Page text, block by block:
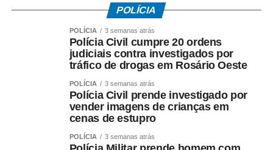
cervejas Lager utilizam leveduras que trabalham em
temperaturas mais baixas, em um processo conhecido
como baixa fermentação, que resulta em bebidas
normalmente mais leves, refrescantes e de sabor
Já as cervejas Ale utilizam o processo de alta
fermentação, realizada em temperaturas mais elevadas.
Esse processo favorece a formação de aromas mais
intensos e perfis sensoriais mais complexos. Dentro
POLÍCIA
POLÍCIA 3 semanas atrás
Polícia Civil cumpre 20 ordens
judiciais contra investigados por
tráfico de drogas em Rosário Oeste
POLÍCIA 3 semanas atrás
Polícia Civil prende investigado por
vender imagens de crianças em
cenas de estupro
POLÍCIA 3 semanas atrás